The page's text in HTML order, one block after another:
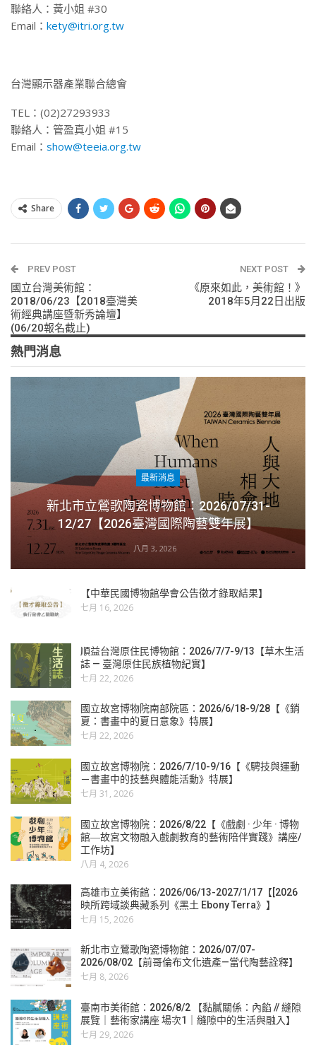
聯絡人：黃小姐 #30
Email： kety@itri.org.tw
台灣顯示器產業聯合總會
TEL：(02)27293933
聯絡人：管盈真小姐 #15
Email： show@teeia.org.tw
Share
PREV POST
國立台灣美術館：
2018/06/23【2018臺灣美
術經典講座暨新秀論壇】
(06/20報名截止)
NEXT POST
《原來如此，美術館！》
2018年5月22日出版
熱門消息
最新消息
新北市立鶯歌陶瓷博物館：2026/07/31-
12/27【2026臺灣國際陶藝雙年展】
八月 3, 2026
【中華民國博物館學會公告徵才錄取結果】
七月 16, 2026
順益台灣原住民博物館：2026/7/7-9/13【草木生活
誌 — 臺灣原住民族植物紀實】
七月 22, 2026
國立故宮博物院南部院區：2026/6/18-9/28【《銷
夏：書畫中的夏日意象》特展】
七月 22, 2026
國立故宮博物院：2026/7/10-9/16【《騁技與運動
－書畫中的技藝與體能活動》特展】
七月 31, 2026
國立故宮博物院：2026/8/22【《戲劇 · 少年 · 博物
館―故宮文物融入戲劇教育的藝術陪伴實踐》講座/
工作坊】
八月 4, 2026
高雄市立美術館：2026/06/13-2027/1/17【[2026
映所跨域談典藏系列《黑土 Ebony Terra》】
七月 15, 2026
新北市立鶯歌陶瓷博物館：2026/07/07-
2026/08/02【前哥倫布文化遺產—當代陶藝詮釋】
七月 8, 2026
臺南市美術館：2026/8/2 【黏膩關係：內餡 // 縫隙
展覽｜藝術家講座 場次1｜縫隙中的生活與融入】
七月 29, 2026